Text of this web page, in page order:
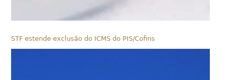
STF estende exclusão do ICMS do PIS/Cofins